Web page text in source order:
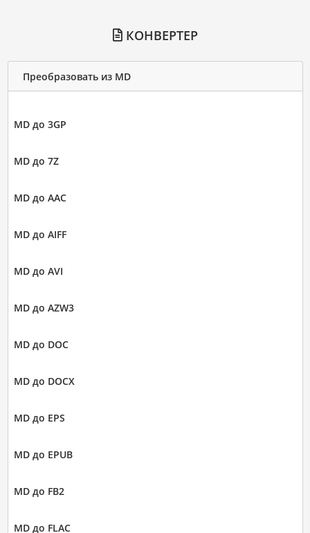
КОНВЕРТЕР
Преобразовать из MD
MD до 3GP
MD до 7Z
MD до AAC
MD до AIFF
MD до AVI
MD до AZW3
MD до DOC
MD до DOCX
MD до EPS
MD до EPUB
MD до FB2
MD до FLAC